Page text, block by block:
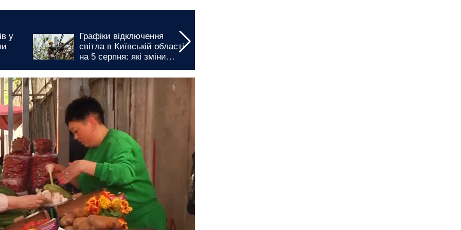
У Кіровоградській області
буде складний день:
введено багатогодинні
світла на 5 та 6 серпня